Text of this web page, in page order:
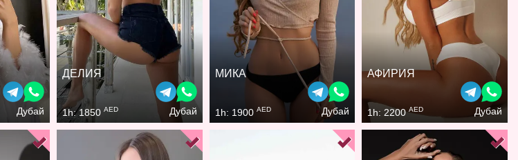
Дубай
ДЕЛИЯ
1h: 1850 AED Дубай
МИКА
1h: 1900 AED Дубай
АФИРИЯ
1h: 2200AED Дубай